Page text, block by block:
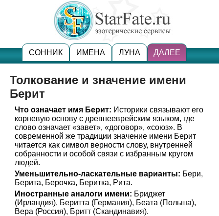
СОННИК ИМЕНА ЛУНА ДАЛЕЕ
Толкование и значение имени
Берит
Что означает имя Берит: Историки связывают его
корневую основу с древнееврейским языком, где
слово означает «завет», «договор», «союз». В
современной же традиции значение имени Берит
читается как символ верности слову, внутренней
собранности и особой связи с избранным кругом
людей.
Уменьшительно-ласкательные варианты: Бери,
Берита, Берочка, Беритка, Рита.
Иностранные аналоги имени: Бриджет
(Ирландия), Беритта (Германия), Беата (Польша),
Вера (Россия), Бритт (Скандинавия).